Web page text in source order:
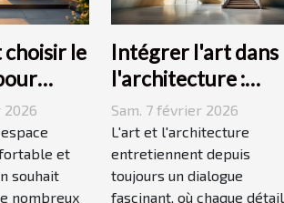
le
2026
et
souhait
nombreux
Intégrer l'art dans
l'architecture :
escaliers comme
moyen
d'expression
Sam. 7 février 2026
L'art et l'architecture
entretiennent depuis
toujours un dialogue
fascinant, où chaque détail